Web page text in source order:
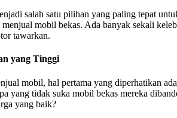
salah satu pilihan yang paling tepat
mobil bekas. Ada banyak sekali
tawarkan.
yang Tinggi
mobil, hal pertama yang diperhatikan
yang tidak suka mobil bekas mereka
yang baik?